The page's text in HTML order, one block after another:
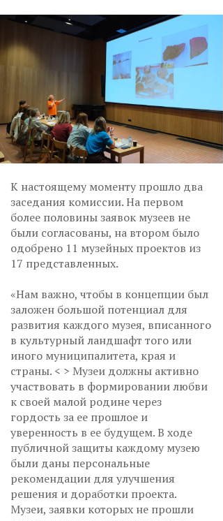
К настоящему моменту прошло два
заседания комиссии. На первом
более половины заявок музеев не
были согласованы, на втором было
одобрено 11 музейных проектов из
17 представленных.
«Нам важно, чтобы в концепции был
заложен большой потенциал для
развития каждого музея, вписанного
в культурный ландшафт того или
иного муниципалитета, края и
страны. < > Музеи должны активно
участвовать в формировании любви
к своей малой родине через
гордость за ее прошлое и
уверенность в ее будущем. В ходе
публичной защиты каждому музею
были даны персональные
рекомендации для улучшения
решения и доработки проекта.
Музеи, заявки которых не прошли